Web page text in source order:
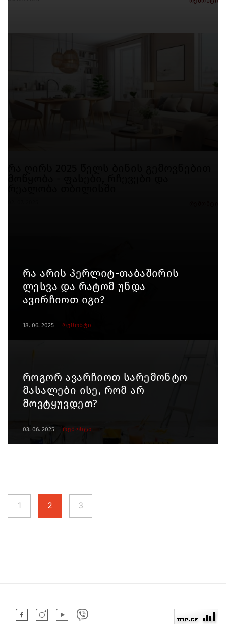
რა არის პერლიტ-თაბაშირის
ლესვა და რატომ უნდა
ავირჩიოთ იგი?
18. 06. 2025 რემონტი
როგორ ავარჩიოთ სარემონტო
მასალები ისე, რომ არ
მოვტყუვდეთ?
03. 06. 2025 რემონტი
1 2 3